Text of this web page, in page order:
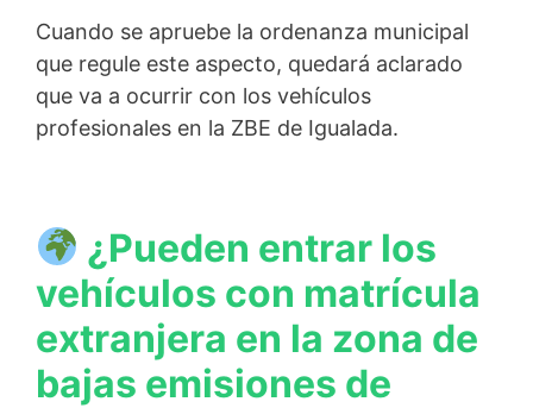
Cuando se apruebe la ordenanza municipal
que regule este aspecto, quedará aclarado
que va a ocurrir con los vehículos
profesionales en la ZBE de Igualada.
¿Pueden entrar los
vehículos con matrícula
extranjera en la zona de
bajas emisiones de